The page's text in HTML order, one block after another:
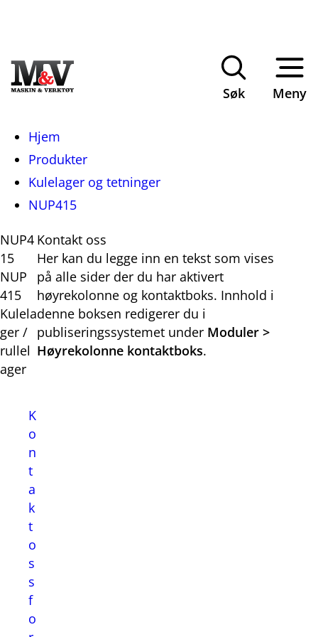
Søk Meny
Du
Hjem
Produkter
Kulelager og tetninger
NUP415
NUP4
15
NUP
415
Kulela
ger /
rullel
ager
K
o
n
t
a
k
t
o
s
s
f
o
Kontakt oss
Her kan du legge inn en tekst som vises
på alle sider der du har aktivert
høyrekolonne og kontaktboks. Innhold i
denne boksen redigerer du i
publiseringssystemet under Moduler >
Høyrekolonne kontaktboks.